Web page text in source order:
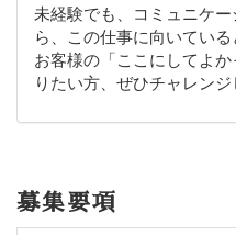
未経験でも、コミュニケ
ら、この仕事に向いている
お客様の「ここにしてよ
りたい方、ぜひチャレンジ
募集要項